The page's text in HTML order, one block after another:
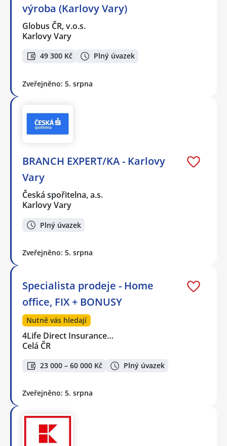
výroba (Karlovy Vary)
Globus ČR, v.o.s.
Karlovy Vary
49 300 Kč Plný úvazek
Zveřejněno: 5. srpna
BRANCH EXPERT/KA - Karlovy
Vary
Česká spořitelna, a.s.
Karlovy Vary
Plný úvazek
Zveřejněno: 5. srpna
Specialista prodeje - Home
office, FIX + BONUSY
Nutně vás hledají
4Life Direct Insurance…
Celá ČR
23 000 – 60 000 Kč Plný úvazek
Zveřejněno: 5. srpna